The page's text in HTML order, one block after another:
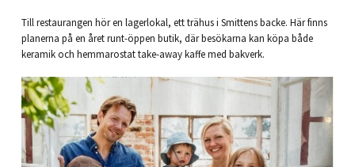
Till restaurangen hör en lagerlokal, ett trähus i Smittens backe. Här finns
planerna på en året runt-öppen butik, där besökarna kan köpa både
keramik och hemmarostat take-away kaffe med bakverk.